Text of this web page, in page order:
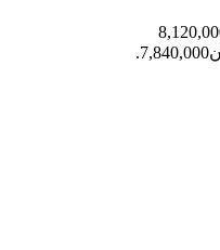
اصلی: تومان8,120,000